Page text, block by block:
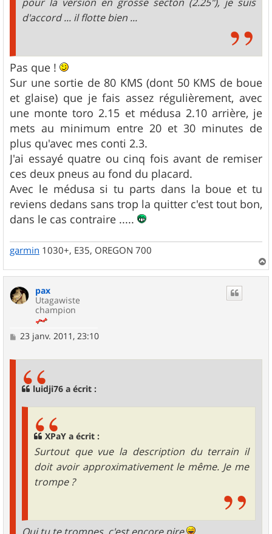
d'accord ... il flotte bien ...
Pas que !
Sur une sortie de 80 KMS (dont 50 KMS de boue
et glaise) que je fais assez régulièrement, avec
une monte toro 2.15 et médusa 2.10 arrière, je
mets au minimum entre 20 et 30 minutes de
plus qu'avec mes conti 2.3.
J'ai essayé quatre ou cinq fois avant de remiser
ces deux pneus au fond du placard.
Avec le médusa si tu parts dans la boue et tu
reviens dedans sans trop la quitter c'est tout bon,
dans le cas contraire .....
garmin 1030+, E35, OREGON 700
a
pax
Utagawiste
champion
M
23 janv. 2011, 23:10
luidji76 a écrit :
XPaY a écrit :
Surtout que vue la description du terrain il
doit avoir approximativement le même. Je me
trompe ?
Oui tu te trompes, c'est encore pire